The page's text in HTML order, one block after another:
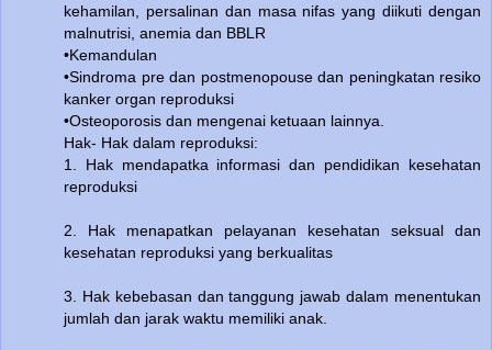
kehamilan, persalinan dan masa nifas yang diikuti dengan
malnutrisi, anemia dan BBLR
•Kemandulan
•Sindroma pre dan postmenopouse dan peningkatan resiko
kanker organ reproduksi
•Osteoporosis dan mengenai ketuaan lainnya.
Hak- Hak dalam reproduksi:
1. Hak mendapatka informasi dan pendidikan kesehatan
reproduksi
2. Hak menapatkan pelayanan kesehatan seksual dan
kesehatan reproduksi yang berkualitas
3. Hak kebebasan dan tanggung jawab dalam menentukan
jumlah dan jarak waktu memiliki anak.